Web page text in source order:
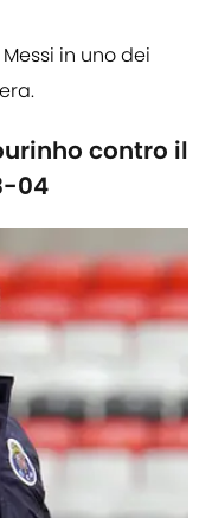
in uno dei
contro il
04